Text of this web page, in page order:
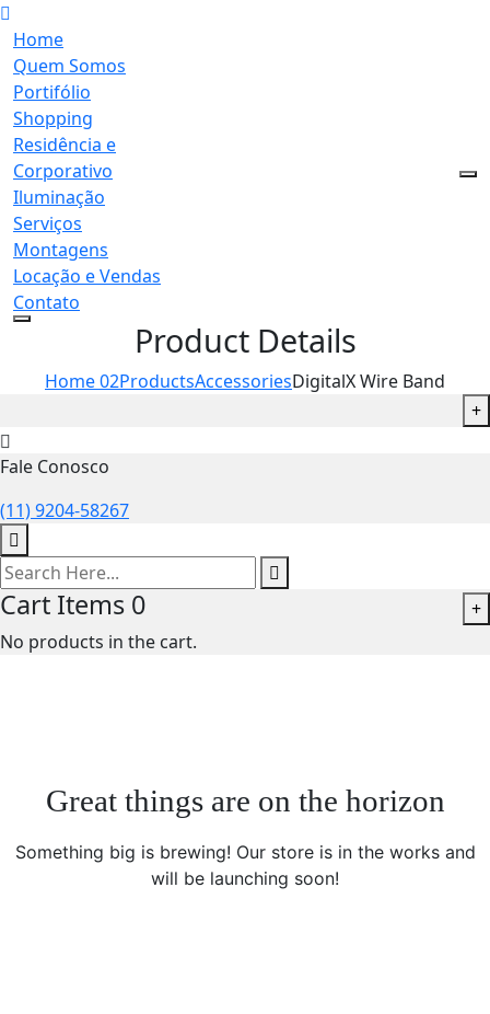
Home
Quem Somos
Portifólio
Shopping
Residência e
Corporativo
Iluminação
Serviços
Montagens
Locação e Vendas
Contato
Product Details
Home 02ProductsAccessoriesDigitalX Wire Band
+
Fale Conosco
(11) 9204-58267
Cart Items 0
+
No products in the cart.
Great things are on the horizon
Something big is brewing! Our store is in the works and
will be launching soon!